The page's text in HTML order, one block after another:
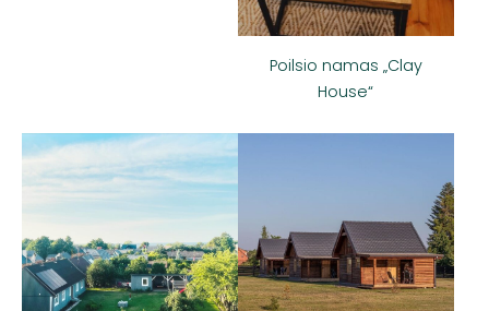
Poilsio namas „Clay
House“